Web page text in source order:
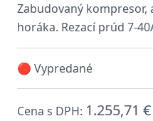
Zabudovaný
horáka. Rezací prúd 7-
🔴 Vypredané
Cena s DPH: 1.255,71 €